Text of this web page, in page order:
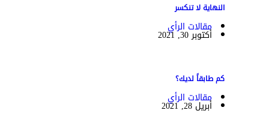
النهاية لا تنكسر
مقالات الرأي
أكتوبر 30, 2021
كم طابقاً لديك؟
مقالات الرأي
أبريل 28, 2021